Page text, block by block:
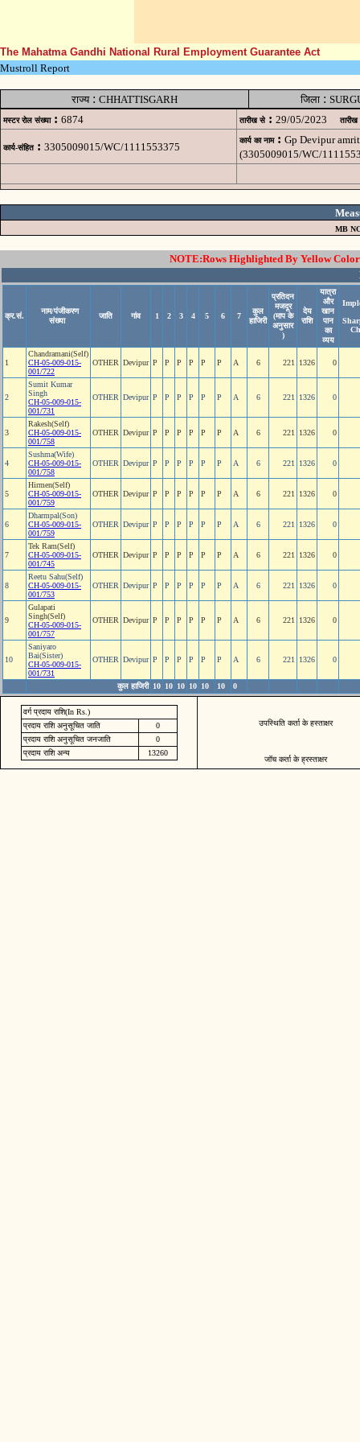
The Mahatma Gandhi National Rural Employment Guarantee Act
Mustroll Report
राज्य: CHHATTISGARH जिला:
मस्टर रोल संख्या : 6874 तारीख से : 29/05/2023 तारीख
कार्य-संहित : 3305009015/WC/1111553375
कार्य का नाम : Gp Devipur
(3305009015/WC/
MB
NOTE:Rows Highlighted By Yellow
क्र.सं.
नाम/पंजीकरण
संख्या
जाति गांव 1 2 3 4 5 6 7
कुल
हाजिरी
प्रतिदन
मजदूर
(माप के
अनुसार
)
देय
राशि
यात्रा
और
खान
पान
का
व्यय
1
Chandramani(Self)
CH-05-009-015-
001/722
OTHER Devipur P P P P P P A 6 221 1326 0
2
Sumit Kumar
Singh
CH-05-009-015-
001/731
OTHER Devipur P P P P P P A 6 221 1326 0
3
Rakesh(Self)
CH-05-009-015-
001/758
OTHER Devipur P P P P P P A 6 221 1326 0
4
Sushma(Wife)
CH-05-009-015-
001/758
OTHER Devipur P P P P P P A 6 221 1326 0
5
Hirmen(Self)
CH-05-009-015-
001/759
OTHER Devipur P P P P P P A 6 221 1326 0
6
Dharmpal(Son)
CH-05-009-015-
001/759
OTHER Devipur P P P P P P A 6 221 1326 0
7
Tek Ram(Self)
CH-05-009-015-
001/745
OTHER Devipur P P P P P P A 6 221 1326 0
8
Reetu Sahu(Self)
CH-05-009-015-
001/753
OTHER Devipur P P P P P P A 6 221 1326 0
9
Gulapati
Singh(Self)
CH-05-009-015-
001/757
OTHER Devipur P P P P P P A 6 221 1326 0
10
Saniyaro
Bai(Sister)
CH-05-009-015-
001/731
OTHER Devipur P P P P P P A 6 221 1326 0
कुल हाजिरी 10 10 10 10 10 10 0
वर्ग प्रदाय राशि(In Rs.)
प्रदाय राशि अनुसूचित जाति
0
प्रदाय राशि अनुसूचित जनजाति
0
प्रदाय राशि अन्य
13260
उपस्थिति कर्ता के हस्ताक्षर
जॉच कर्ता के ह्रस्ताक्षर